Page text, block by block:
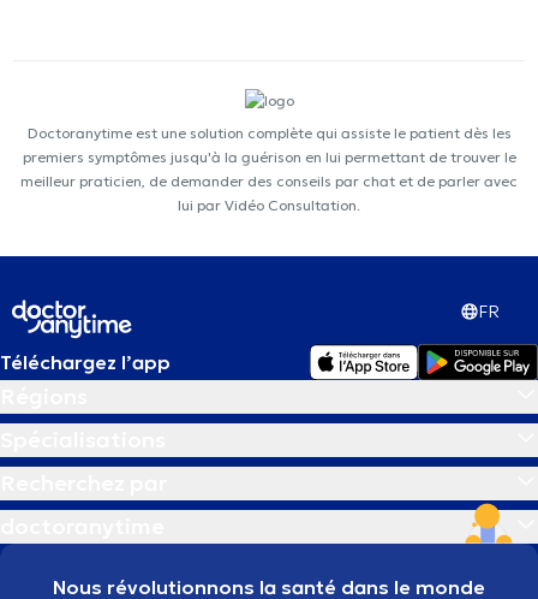
Doctoranytime est une solution complète qui assiste le patient dès les
premiers symptômes jusqu'à la guérison en lui permettant de trouver le
meilleur praticien, de demander des conseils par chat et de parler avec
lui par Vidéo Consultation.
FR
Téléchargez l’app
Nous révolutionnons la santé dans le monde